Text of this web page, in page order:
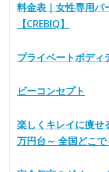
料金表｜女性専用パ
【CREBIQ】
プライベートボディ
ビーコンセプト
楽しくキレイに痩せ
万円台～ 全国どこ